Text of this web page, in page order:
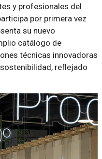
y profesionales del
por primera vez
su nuevo
catálogo de
técnicas innovadoras
reflejado